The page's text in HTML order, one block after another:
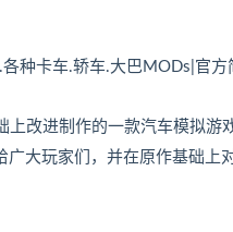
种卡车.轿车.大巴MODs|官
改进制作的一款汽车模拟
大玩家们，并在原作基础上